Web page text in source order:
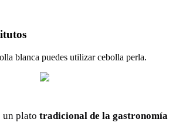
blanca puedes utilizar cebolla perla.
un plato tradicional de la gastronomía